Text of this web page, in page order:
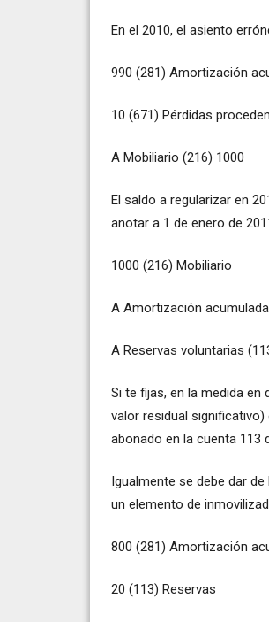
En el 2010, el asiento
990 (281) Amortización
10 (671) Pérdidas
A Mobiliario (216) 1000
El saldo a regularizar en
anotar a 1 de enero de
1000 (216) Mobiliario
A Amortización
A Reservas voluntarias
Si te fijas, en la medida
valor residual
abonado en la cuenta 113
Igualmente se debe dar
un elemento de
800 (281) Amortización
20 (113) Reservas